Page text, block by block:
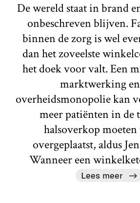
De wereld staat in brand
onbeschreven blijven.
binnen de zorg is wel
dan het zoveelste
het doek voor valt. Een
marktwerking
overheidsmonopolie kan
meer patiënten in de
halsoverkop
overgeplaatst, aldus
Wanneer een
Lees meer